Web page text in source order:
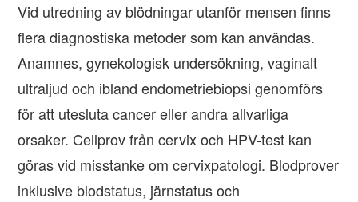
Vid utredning av blödningar utanför mensen finns
flera diagnostiska metoder som kan användas.
Anamnes, gynekologisk undersökning, vaginalt
ultraljud och ibland endometriebiopsi genomförs
för att utesluta cancer eller andra allvarliga
orsaker. Cellprov från cervix och HPV-test kan
göras vid misstanke om cervixpatologi. Blodprover
inklusive blodstatus, järnstatus och